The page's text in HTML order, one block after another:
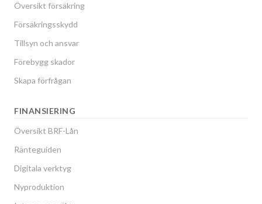
Översikt försäkring
Försäkringsskydd
Tillsyn och ansvar
Förebygg skador
Skapa förfrågan
FINANSIERING
Översikt BRF-Lån
Ränteguiden
Digitala verktyg
Nyproduktion